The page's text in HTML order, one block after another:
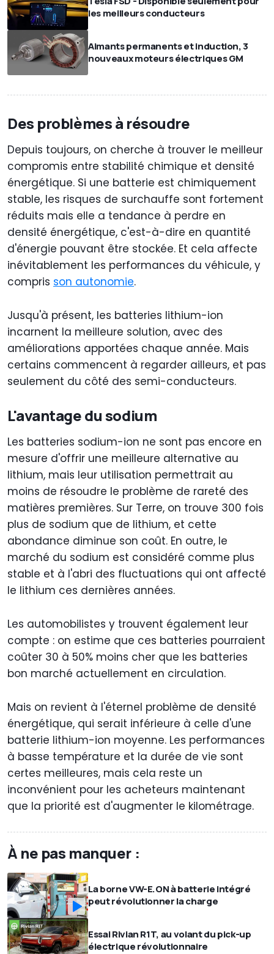
les meilleurs conducteurs
Aimants permanents et induction, 3
nouveaux moteurs électriques GM
Des problèmes à résoudre
Depuis toujours, on cherche à trouver le meilleur
compromis entre stabilité chimique et densité
énergétique. Si une batterie est chimiquement
stable, les risques de surchauffe sont fortement
réduits mais elle a tendance à perdre en
densité énergétique, c'est-à-dire en quantité
d'énergie pouvant être stockée. Et cela affecte
inévitablement les performances du véhicule, y
compris son autonomie.
Jusqu'à présent, les batteries lithium-ion
incarnent la meilleure solution, avec des
améliorations apportées chaque année. Mais
certains commencent à regarder ailleurs, et pas
seulement du côté des semi-conducteurs.
L'avantage du sodium
Les batteries sodium-ion ne sont pas encore en
mesure d'offrir une meilleure alternative au
lithium, mais leur utilisation permettrait au
moins de résoudre le problème de rareté des
matières premières. Sur Terre, on trouve 300 fois
plus de sodium que de lithium, et cette
abondance diminue son coût. En outre, le
marché du sodium est considéré comme plus
stable et à l'abri des fluctuations qui ont affecté
le lithium ces dernières années.
Les automobilistes y trouvent également leur
compte : on estime que ces batteries pourraient
coûter 30 à 50% moins cher que les batteries
bon marché actuellement en circulation.
Mais on revient à l'éternel problème de densité
énergétique, qui serait inférieure à celle d'une
batterie lithium-ion moyenne. Les performances
à basse température et la durée de vie sont
certes meilleures, mais cela reste un
inconvénient pour les acheteurs maintenant
que la priorité est d'augmenter le kilométrage.
À ne pas manquer :
La borne VW-E.ON à batterie intégré
peut révolutionner la charge
Essai Rivian R1T, au volant du pick-up
électrique révolutionnaire